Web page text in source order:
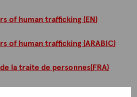
of human trafficking (EN)
of human trafficking (ARABIC)
la traite de personnes(FRA)